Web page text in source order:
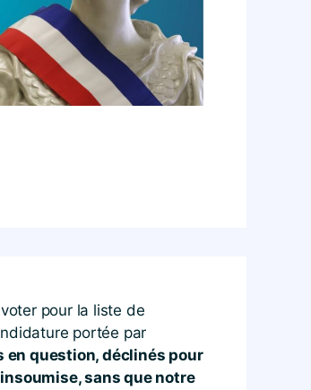
pour la liste de
portée par
en question, déclinés pour
sans que notre